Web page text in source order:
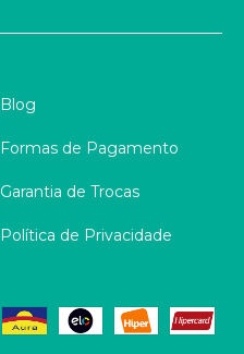
Blog
Formas de Pagamento
Garantia de Trocas
Política de Privacidade